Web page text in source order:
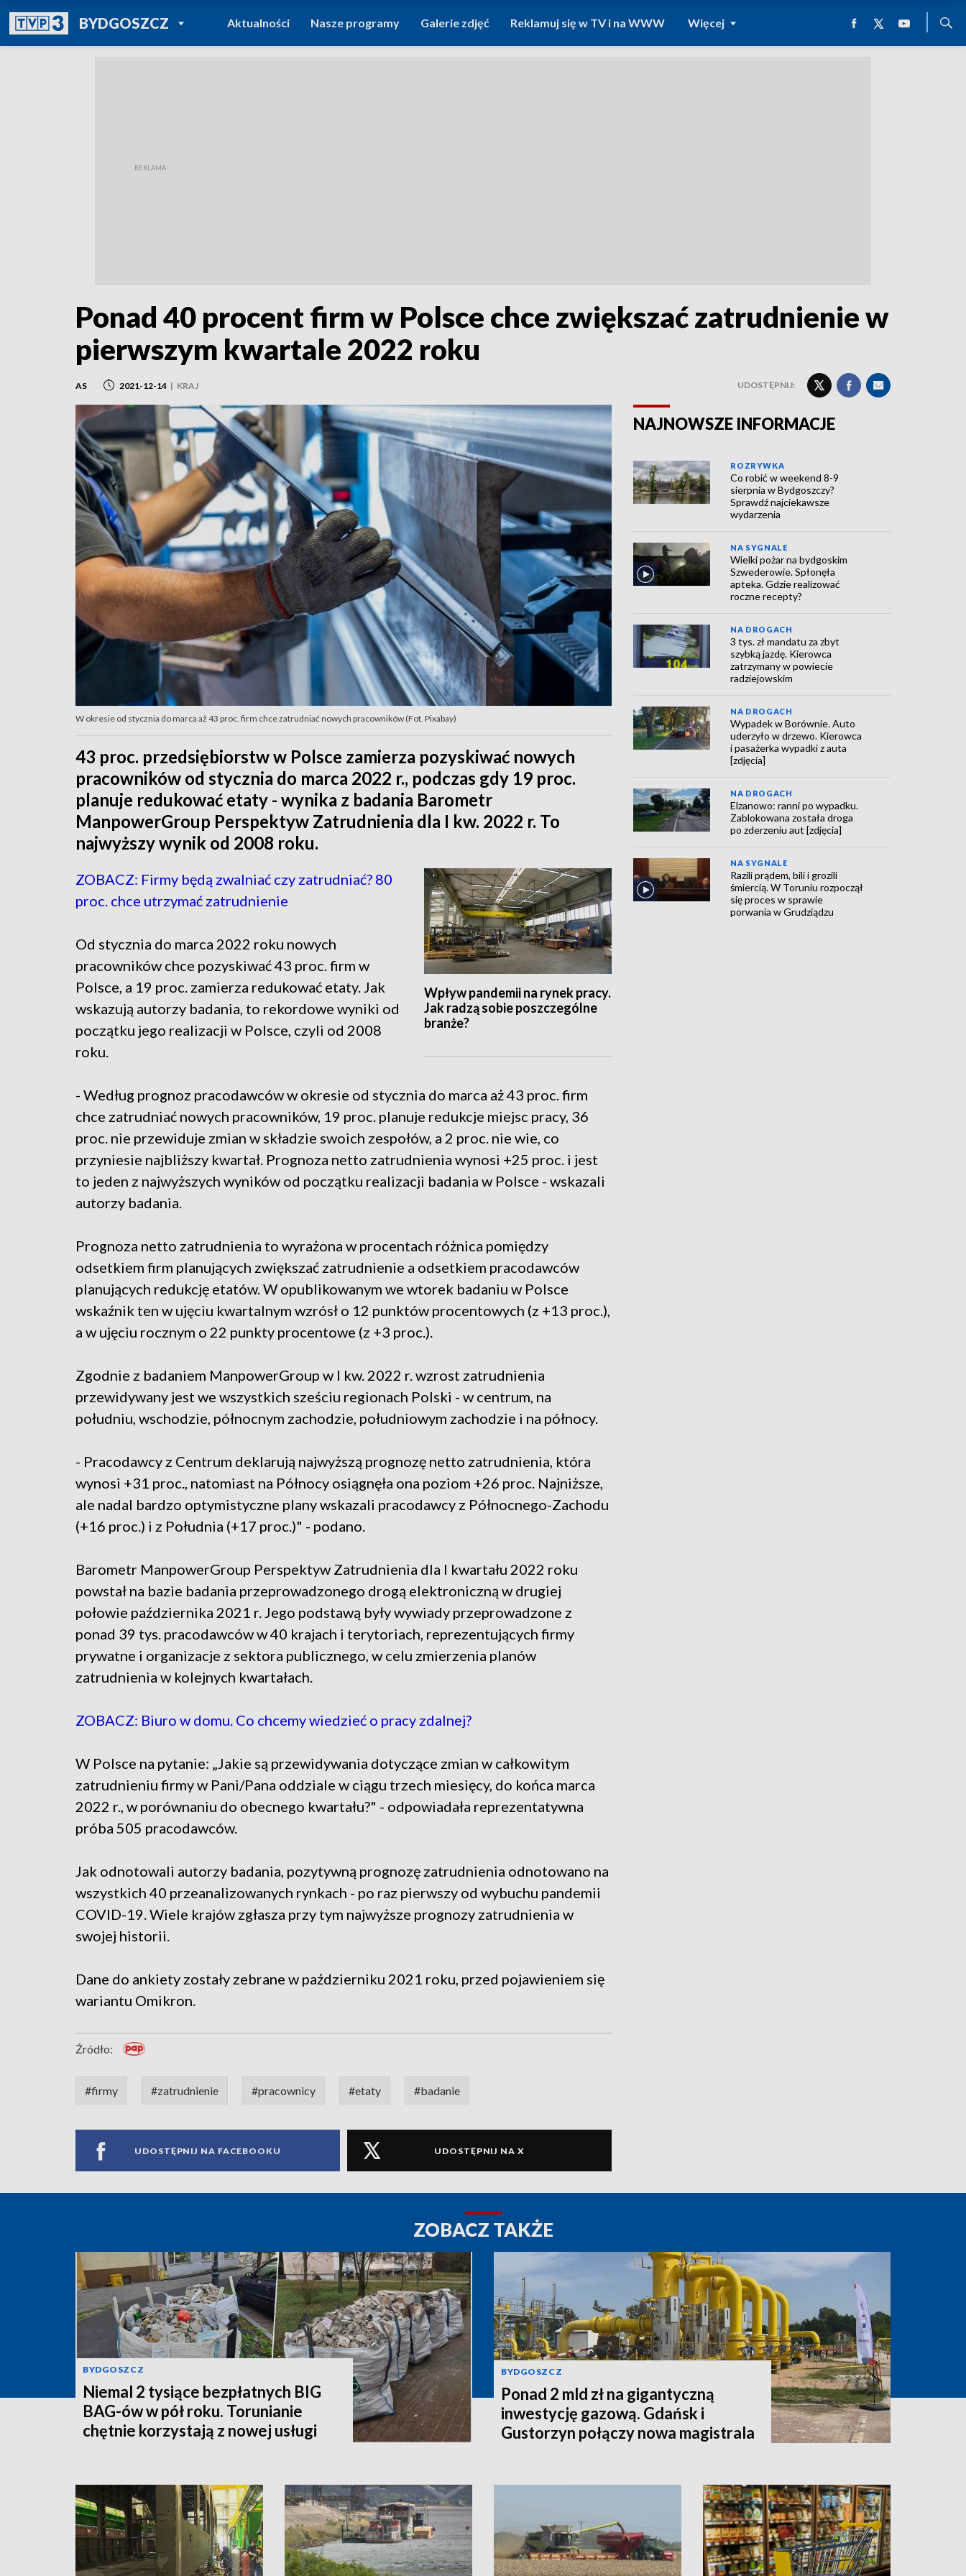
BYDGOSZCZPOWRÓT DO
TVP REGIONY
Aktualności Nasze programy Galerie zdjęć Reklamuj się w TV i na WWW Więcej
Ponad 40 procent firm w Polsce chce zwiększać zatrudnienie w
pierwszym kwartale 2022 roku
AS 2021-12-14 | KRAJ UDOSTĘPNIJ:
W okresie od stycznia do marca aż 43 proc. firm chce zatrudniać nowych pracowników (Fot. Pixabay)
43 proc. przedsiębiorstw w Polsce zamierza pozyskiwać nowych
pracowników od stycznia do marca 2022 r., podczas gdy 19 proc.
planuje redukować etaty - wynika z badania Barometr
ManpowerGroup Perspektyw Zatrudnienia dla I kw. 2022 r. To
najwyższy wynik od 2008 roku.
Wpływ pandemii na rynek pracy.
Jak radzą sobie poszczególne
branże?
ZOBACZ: Firmy będą zwalniać czy zatrudniać? 80
proc. chce utrzymać zatrudnienie
Od stycznia do marca 2022 roku nowych
pracowników chce pozyskiwać 43 proc. firm w
Polsce, a 19 proc. zamierza redukować etaty. Jak
wskazują autorzy badania, to rekordowe wyniki od
początku jego realizacji w Polsce, czyli od 2008
roku.
- Według prognoz pracodawców w okresie od stycznia do marca aż 43 proc. firm
chce zatrudniać nowych pracowników, 19 proc. planuje redukcje miejsc pracy, 36
proc. nie przewiduje zmian w składzie swoich zespołów, a 2 proc. nie wie, co
przyniesie najbliższy kwartał. Prognoza netto zatrudnienia wynosi +25 proc. i jest
to jeden z najwyższych wyników od początku realizacji badania w Polsce - wskazali
autorzy badania.
Prognoza netto zatrudnienia to wyrażona w procentach różnica pomiędzy
odsetkiem firm planujących zwiększać zatrudnienie a odsetkiem pracodawców
planujących redukcję etatów. W opublikowanym we wtorek badaniu w Polsce
wskaźnik ten w ujęciu kwartalnym wzrósł o 12 punktów procentowych (z +13 proc.),
a w ujęciu rocznym o 22 punkty procentowe (z +3 proc.).
Zgodnie z badaniem ManpowerGroup w I kw. 2022 r. wzrost zatrudnienia
przewidywany jest we wszystkich sześciu regionach Polski - w centrum, na
południu, wschodzie, północnym zachodzie, południowym zachodzie i na północy.
- Pracodawcy z Centrum deklarują najwyższą prognozę netto zatrudnienia, która
wynosi +31 proc., natomiast na Północy osiągnęła ona poziom +26 proc. Najniższe,
ale nadal bardzo optymistyczne plany wskazali pracodawcy z Północnego-Zachodu
(+16 proc.) i z Południa (+17 proc.)" - podano.
Barometr ManpowerGroup Perspektyw Zatrudnienia dla I kwartału 2022 roku
powstał na bazie badania przeprowadzonego drogą elektroniczną w drugiej
połowie października 2021 r. Jego podstawą były wywiady przeprowadzone z
ponad 39 tys. pracodawców w 40 krajach i terytoriach, reprezentujących firmy
prywatne i organizacje z sektora publicznego, w celu zmierzenia planów
zatrudnienia w kolejnych kwartałach.
ZOBACZ: Biuro w domu. Co chcemy wiedzieć o pracy zdalnej?
W Polsce na pytanie: „Jakie są przewidywania dotyczące zmian w całkowitym
zatrudnieniu firmy w Pani/Pana oddziale w ciągu trzech miesięcy, do końca marca
2022 r., w porównaniu do obecnego kwartału?" - odpowiadała reprezentatywna
próba 505 pracodawców.
Jak odnotowali autorzy badania, pozytywną prognozę zatrudnienia odnotowano na
wszystkich 40 przeanalizowanych rynkach - po raz pierwszy od wybuchu pandemii
COVID-19. Wiele krajów zgłasza przy tym najwyższe prognozy zatrudnienia w
swojej historii.
Dane do ankiety zostały zebrane w październiku 2021 roku, przed pojawieniem się
wariantu Omikron.
Źródło:
#firmy #zatrudnienie #pracownicy #etaty #badanie
UDOSTĘPNIJ NA FACEBOOKU UDOSTĘPNIJ NA X
NAJNOWSZE INFORMACJE
ROZRYWKA
Co robić w weekend 8-9
sierpnia w Bydgoszczy?
Sprawdź najciekawsze
wydarzenia
NA SYGNALE
Wielki pożar na bydgoskim
Szwederowie. Spłonęła
apteka. Gdzie realizować
roczne recepty?
NA DROGACH
3 tys. zł mandatu za zbyt
szybką jazdę. Kierowca
zatrzymany w powiecie
radziejowskim
NA DROGACH
Wypadek w Borównie. Auto
uderzyło w drzewo. Kierowca
i pasażerka wypadki z auta
[zdjęcia]
NA DROGACH
Elzanowo: ranni po wypadku.
Zablokowana została droga
po zderzeniu aut [zdjęcia]
NA SYGNALE
Razili prądem, bili i grozili
śmiercią. W Toruniu rozpoczął
się proces w sprawie
porwania w Grudziądzu
ZOBACZ TAKŻE
BYDGOSZCZ
Niemal 2 tysiące bezpłatnych BIG
BAG-ów w pół roku. Torunianie
chętnie korzystają z nowej usługi
BYDGOSZCZ
Ponad 2 mld zł na gigantyczną
inwestycję gazową. Gdańsk i
Gustorzyn połączy nowa magistrala